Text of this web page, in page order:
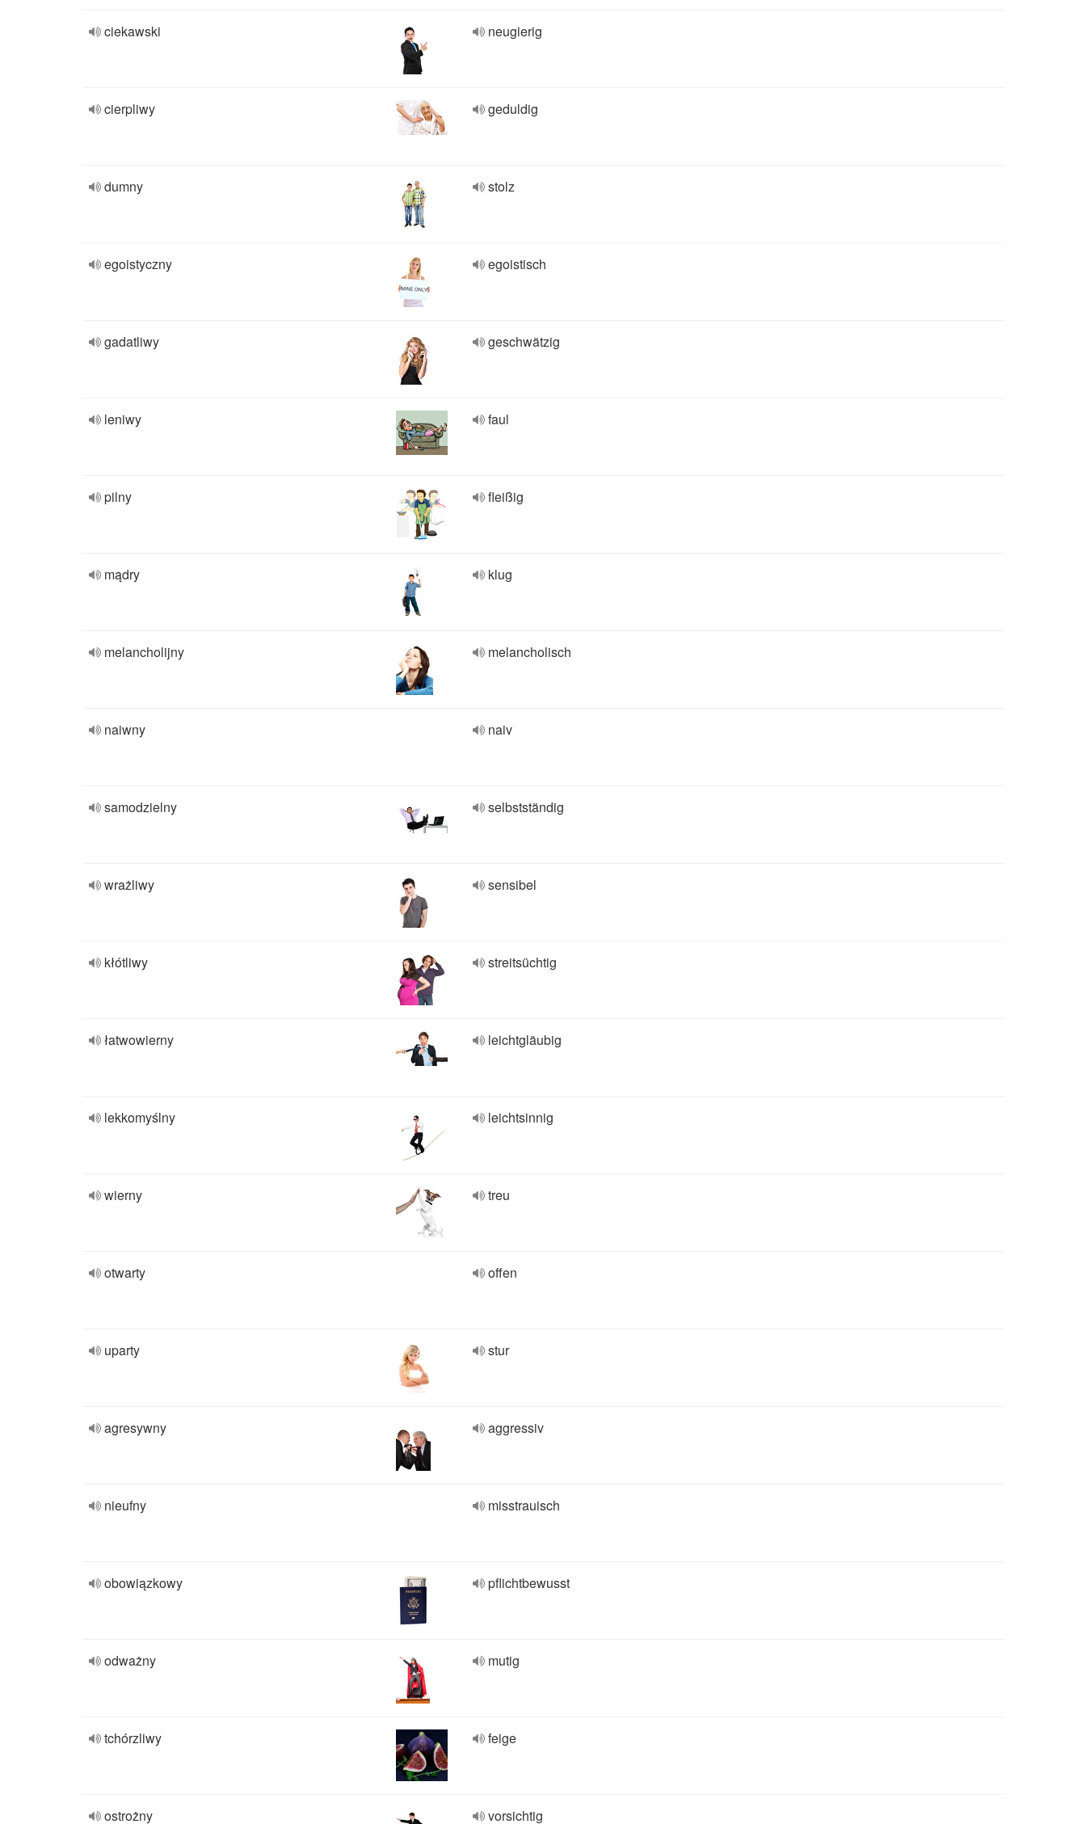
ciekawski neugierig
cierpliwy geduldig
dumny stolz
egoistyczny egoistisch
gadatliwy geschwätzig
leniwy faul
pilny fleißig
mądry klug
melancholijny melancholisch
naiwny naiv
samodzielny selbstständig
wrażliwy sensibel
kłótliwy streitsüchtig
łatwowierny leichtgläubig
lekkomyślny leichtsinnig
wierny treu
otwarty offen
uparty stur
agresywny aggressiv
nieufny misstrauisch
obowiązkowy pflichtbewusst
odważny mutig
tchórzliwy feige
ostrożny vorsichtig